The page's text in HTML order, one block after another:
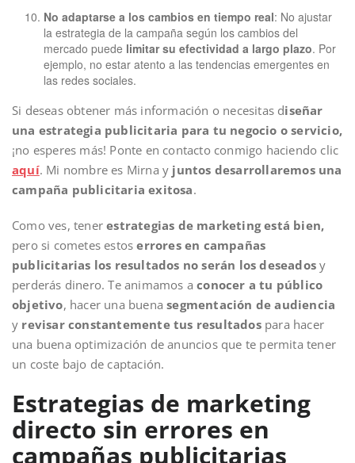
No adaptarse a los cambios en tiempo real: No ajustar
la estrategia de la campaña según los cambios del
mercado puede limitar su efectividad a largo plazo. Por
ejemplo, no estar atento a las tendencias emergentes en
las redes sociales.
Si deseas obtener más información o necesitas diseñar
una estrategia publicitaria para tu negocio o servicio,
¡no esperes más! Ponte en contacto conmigo haciendo clic
aquí. Mi nombre es Mirna y juntos desarrollaremos una
campaña publicitaria exitosa.
Como ves, tenerestrategias de marketing está bien,
pero si cometes estoserrores en campañas
publicitarias los resultados no serán los deseados y
perderás dinero. Te animamos aconocer a tu público
objetivo, hacer una buenasegmentación de audiencia
y revisar constantemente tus resultados para hacer
una buena optimización de anuncios que te permita tener
un coste bajo de captación.
Estrategias de marketing
directo sin errores en
campañas publicitarias